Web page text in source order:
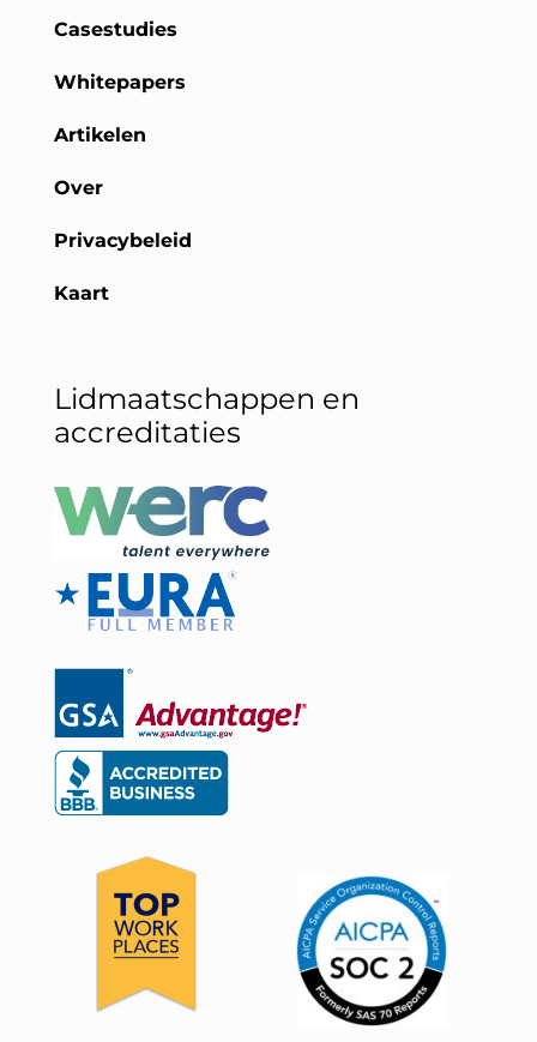
Casestudies
Whitepapers
Artikelen
Over
Privacybeleid
Kaart
Lidmaatschappen en
accreditaties